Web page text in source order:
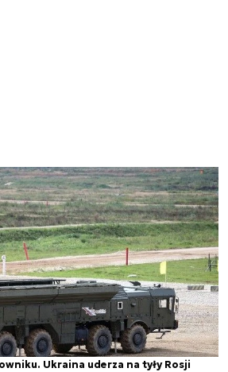
Ukraina uderza na tyły Rosji